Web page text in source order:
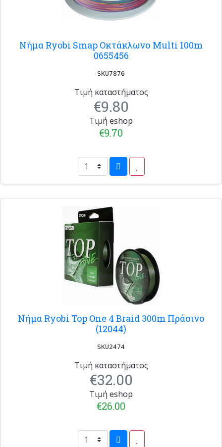
Νήμα Ryobi Smap Οκτάκλωνο Multi 100m
0655456
SKU7876
Τιμή καταστήματος
€9.80
Τιμή eshop
€9.70
Νήμα Ryobi Top One 4 Braid 300m Πράσινο
(12044)
SKU2474
Τιμή καταστήματος
€32.00
Τιμή eshop
€26.00